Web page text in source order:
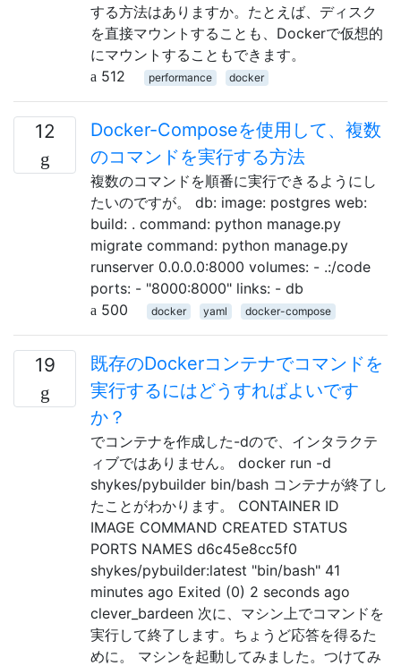
する方法はありますか。たとえば、ディスク
を直接マウントすることも、Dockerで仮想的
にマウントすることもできます。
512
performance docker
12
Docker-Composeを使用して、複数
のコマンドを実行する方法
複数のコマンドを順番に実行できるようにし
たいのですが。 db: image: postgres web:
build: . command: python manage.py
migrate command: python manage.py
runserver 0.0.0.0:8000 volumes: - .:/code
ports: - "8000:8000" links: - db
500
docker yaml docker-compose
19
既存のDockerコンテナでコマンドを
実行するにはどうすればよいです
か？
でコンテナを作成した-dので、インタラクテ
ィブではありません。 docker run -d
shykes/pybuilder bin/bash コンテナが終了し
たことがわかります。 CONTAINER ID
IMAGE COMMAND CREATED STATUS
PORTS NAMES d6c45e8cc5f0
shykes/pybuilder:latest "bin/bash" 41
minutes ago Exited (0) 2 seconds ago
clever_bardeen 次に、マシン上でコマンドを
実行して終了します。ちょうど応答を得るた
めに。 マシンを起動してみました。つけてみ